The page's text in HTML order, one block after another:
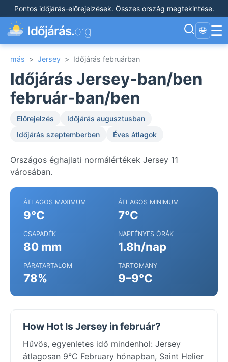
Pontos időjárás-előrejelzések. Összes ország megtekintése.
Időjárás.org 🌐 ☰
más > Jersey > Időjárás februárban
Időjárás Jersey-ban/ben
február-ban/ben
Előrejelzés
Időjárás augusztusban
Időjárás szeptemberben
Éves átlagok
Országos éghajlati normálértékek Jersey 11
városában.
ÁTLAGOS MAXIMUM
9°C
ÁTLAGOS MINIMUM
7°C
CSAPADÉK
80 mm
NAPFÉNYES ÓRÁK
1.8h/nap
PÁRATARTALOM
78%
TARTOMÁNY
9–9°C
How Hot Is Jersey in február?
Hűvös, egyenletes idő mindenhol: Jersey
átlagosan 9°C February hónapban, Saint Helier